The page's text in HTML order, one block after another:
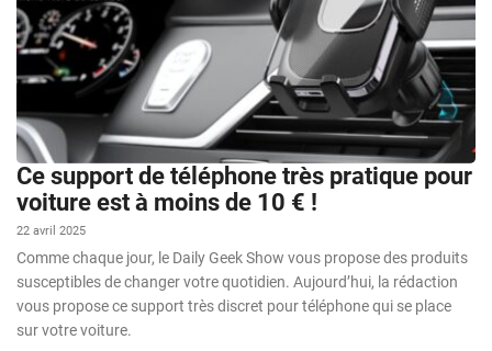
Ce support de téléphone très pratique pour
voiture est à moins de 10 € !
22 avril 2025
Comme chaque jour, le Daily Geek Show vous propose des produits
susceptibles de changer votre quotidien. Aujourd’hui, la rédaction
vous propose ce support très discret pour téléphone qui se place
sur votre voiture.